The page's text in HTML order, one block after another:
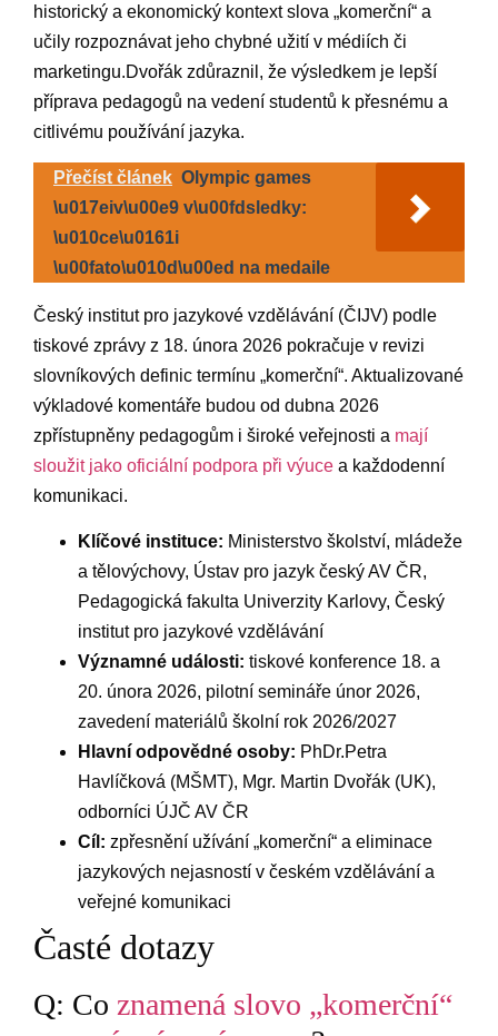
historický ⁣a ⁤ekonomický kontext ​slova „komerční“ a
učily rozpoznávat jeho chybné užití v médiích či
marketingu.Dvořák zdůraznil, že výsledkem‍ je ⁢lepší
příprava ⁢pedagogů‍ na vedení studentů ‍k přesnému ‌a
citlivému používání jazyka.
Přečíst článek Olympic games
\u017eiv\u00e9 v\u00fdsledky:
\u010ce\u0161i
\u00fato\u010d\u00ed na medaile
Český institut pro jazykové vzdělávání (ČIJV) podle
tiskové zprávy z 18. února 2026 pokračuje v revizi
slovníkových definic termínu „komerční“. Aktualizované
výkladové komentáře budou od dubna 2026
zpřístupněny pedagogům​ i široké​ veřejnosti ‌a mají⁣
sloužit jako oficiální podpora při výuce ​ a každodenní
komunikaci.
Klíčové instituce: ⁢Ministerstvo​ školství, mládeže
⁣a tělovýchovy, ‍Ústav pro jazyk český AV ČR,
Pedagogická ​fakulta⁢ Univerzity Karlovy, Český
institut ‌pro jazykové vzdělávání
Významné události: tiskové ⁤konference 18. a
20. února 2026, pilotní semináře únor 2026,
zavedení ⁤materiálů školní rok 2026/2027
Hlavní odpovědné osoby: PhDr.Petra
Havlíčková (MŠMT), Mgr. Martin Dvořák (UK),
odborníci ÚJČ AV ČR
Cíl: zpřesnění užívání „komerční“ a eliminace
jazykových​ nejasností v českém vzdělávání a
veřejné komunikaci
Časté dotazy
Q: Co znamená slovo „komerční“